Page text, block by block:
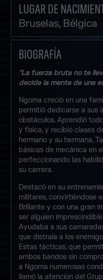
LUGAR DE
Bruselas, Bélgica
BIOGRAFÍA
"La fuerza bruta no te
decide la mente de une
Ngoma creció en una
permitió dedicarse a sus
obstáculos. Aprendió
y física, y recibió clases
hermano y su hermana.
básicas de mecánica en
perfeccionando las
su carrera.
Destacó en su
militares, convirtiéndose
Brillante y con una gran
ser alguien
Ayudaba a sus
que distraía a los
Estas tácticas, que
ambos bandos sin
a Ngoma numerosas
llamó la atención del